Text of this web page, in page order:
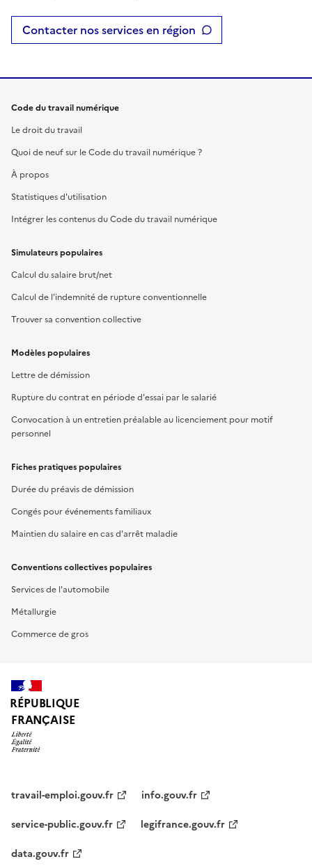
Contacter nos services en région
Code du travail numérique
Le droit du travail
Quoi de neuf sur le Code du travail numérique ?
À propos
Statistiques d'utilisation
Intégrer les contenus du Code du travail numérique
Simulateurs populaires
Calcul du salaire brut/net
Calcul de l'indemnité de rupture conventionnelle
Trouver sa convention collective
Modèles populaires
Lettre de démission
Rupture du contrat en période d'essai par le salarié
Convocation à un entretien préalable au licenciement pour motif
personnel
Fiches pratiques populaires
Durée du préavis de démission
Congés pour événements familiaux
Maintien du salaire en cas d'arrêt maladie
Conventions collectives populaires
Services de l'automobile
Métallurgie
Commerce de gros
RÉPUBLIQUE
FRANÇAISE
travail-emploi.gouv.fr
info.gouv.fr
service-public.gouv.fr
legifrance.gouv.fr
data.gouv.fr